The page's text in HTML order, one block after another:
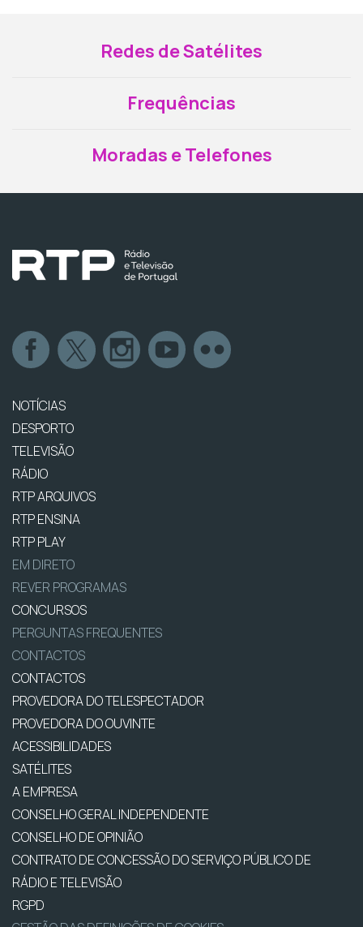
Redes de Satélites
Frequências
Moradas e Telefones
NOTÍCIAS
DESPORTO
TELEVISÃO
RÁDIO
RTP ARQUIVOS
RTP ENSINA
RTP PLAY
EM DIRETO
REVER PROGRAMAS
CONCURSOS
PERGUNTAS FREQUENTES
CONTACTOS
CONTACTOS
PROVEDORA DO TELESPECTADOR
PROVEDORA DO OUVINTE
ACESSIBILIDADES
SATÉLITES
A EMPRESA
CONSELHO GERAL INDEPENDENTE
CONSELHO DE OPINIÃO
CONTRATO DE CONCESSÃO DO SERVIÇO PÚBLICO DE
RÁDIO E TELEVISÃO
RGPD